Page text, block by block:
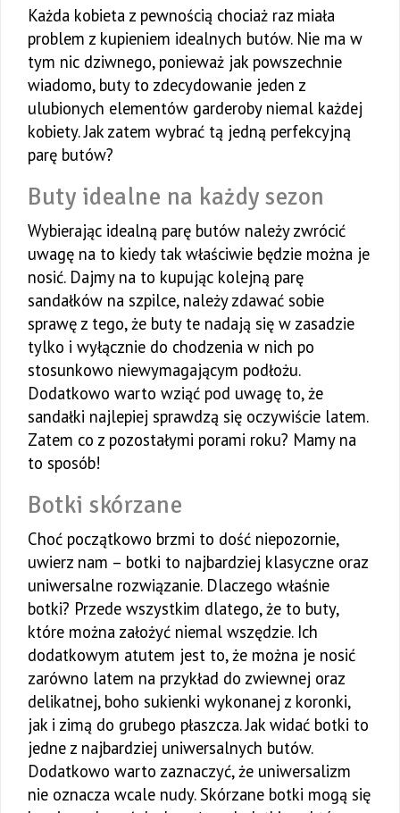
Każda kobieta z pewnością chociaż raz miała
problem z kupieniem idealnych butów. Nie ma w
tym nic dziwnego, ponieważ jak powszechnie
wiadomo, buty to zdecydowanie jeden z
ulubionych elementów garderoby niemal każdej
kobiety. Jak zatem wybrać tą jedną perfekcyjną
parę butów?
Buty idealne na każdy sezon
Wybierając idealną parę butów należy zwrócić
uwagę na to kiedy tak właściwie będzie można je
nosić. Dajmy na to kupując kolejną parę
sandałków na szpilce, należy zdawać sobie
sprawę z tego, że buty te nadają się w zasadzie
tylko i wyłącznie do chodzenia w nich po
stosunkowo niewymagającym podłożu.
Dodatkowo warto wziąć pod uwagę to, że
sandałki najlepiej sprawdzą się oczywiście latem.
Zatem co z pozostałymi porami roku? Mamy na
to sposób!
Botki skórzane
Choć początkowo brzmi to dość niepozornie,
uwierz nam – botki to najbardziej klasyczne oraz
uniwersalne rozwiązanie. Dlaczego właśnie
botki? Przede wszystkim dlatego, że to buty,
które można założyć niemal wszędzie. Ich
dodatkowym atutem jest to, że można je nosić
zarówno latem na przykład do zwiewnej oraz
delikatnej, boho sukienki wykonanej z koronki,
jak i zimą do grubego płaszcza. Jak widać botki to
jedne z najbardziej uniwersalnych butów.
Dodatkowo warto zaznaczyć, że uniwersalizm
nie oznacza wcale nudy. Skórzane botki mogą się